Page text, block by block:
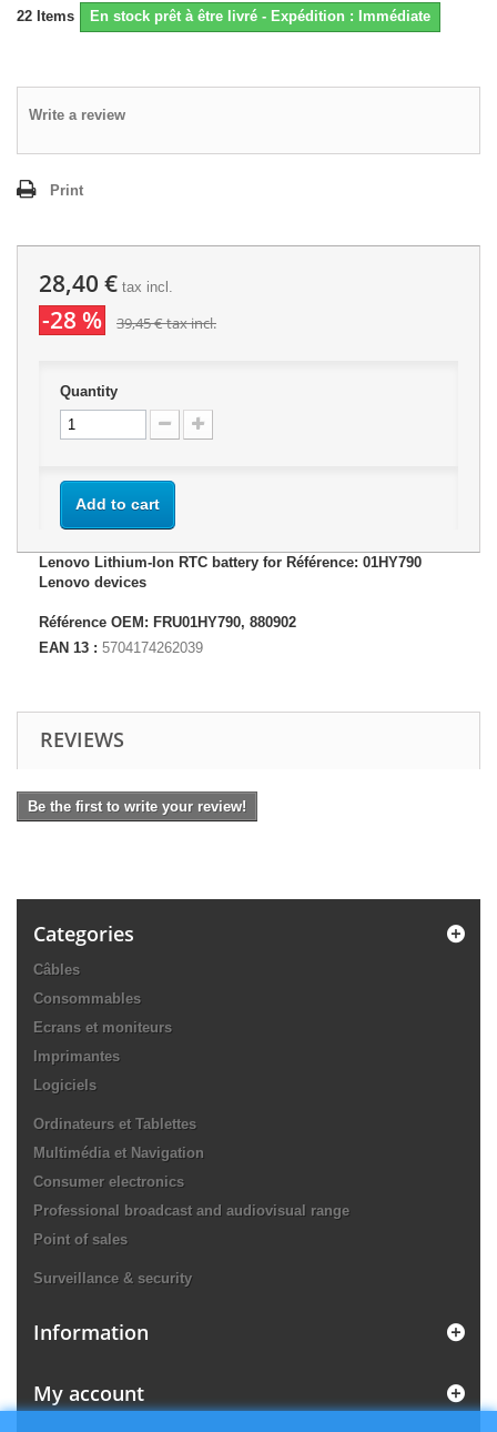
22 Items En stock prêt à être livré - Expédition : Immédiate
Write a review
Print
28,40 € tax incl.
-28 % 39,45 €tax incl.
Quantity
Add to cart
Lenovo Lithium-Ion RTC battery for Référence: 01HY790
Lenovo devices
Référence OEM: FRU01HY790, 880902
EAN 13 : 5704174262039
REVIEWS
Be the first to write your review!
Categories
Câbles
Consommables
Ecrans et moniteurs
Imprimantes
Logiciels
Ordinateurs et Tablettes
Multimédia et Navigation
Consumer electronics
Professional broadcast and audiovisual range
Point of sales
Surveillance & security
Information
My account